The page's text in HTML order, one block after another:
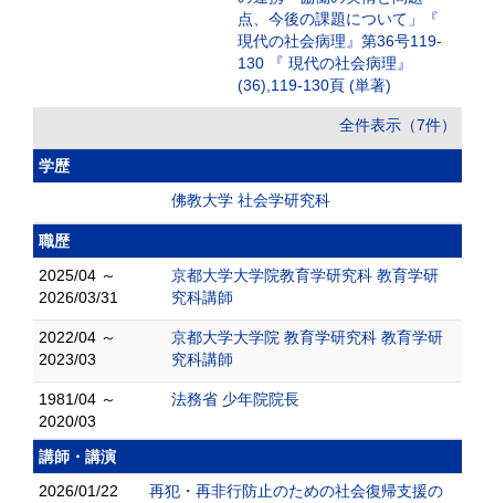
点、今後の課題について」『
現代の社会病理』第36号119-
130 『 現代の社会病理』
(36),119-130頁 (単著)
全件表示（7件）
学歴
佛教大学 社会学研究科
職歴
2025/04 ～
2026/03/31
京都大学大学院教育学研究科 教育学研
究科講師
2022/04 ～
2023/03
京都大学大学院 教育学研究科 教育学研
究科講師
1981/04 ～
2020/03
法務省 少年院院長
講師・講演
2026/01/22
再犯・再非行防止のための社会復帰支援の